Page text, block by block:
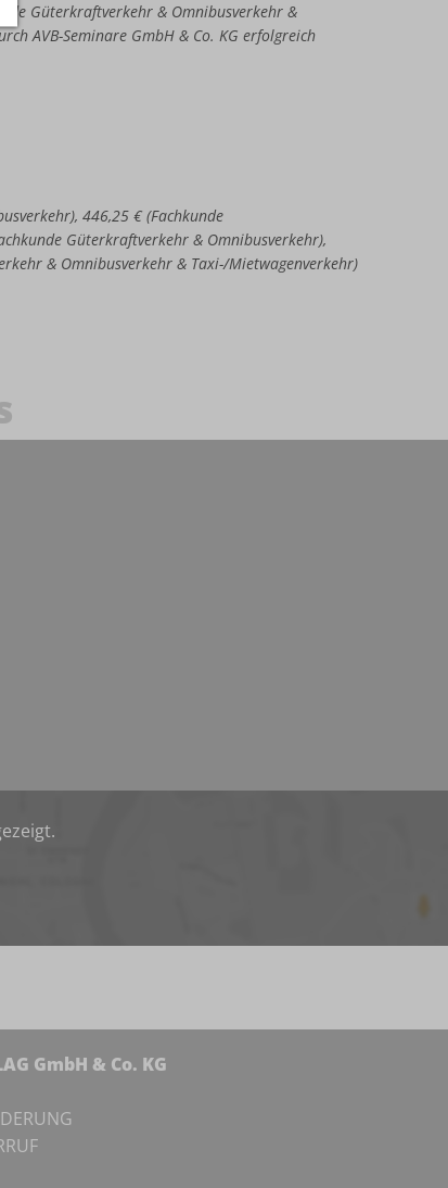
Güterkraftverkehr & Omnibusverkehr &
AVB-Seminare GmbH & Co. KG erfolgreich
446,25 € (Fachkunde
Güterkraftverkehr & Omnibusverkehr),
& Omnibusverkehr & Taxi-/Mietwagenverkehr)
GmbH & Co. KG